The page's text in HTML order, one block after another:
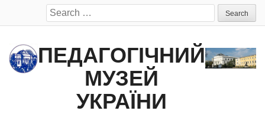
Search
for:
ПЕДАГОГІЧНИЙ
МУЗЕЙ
УКРАЇНИ